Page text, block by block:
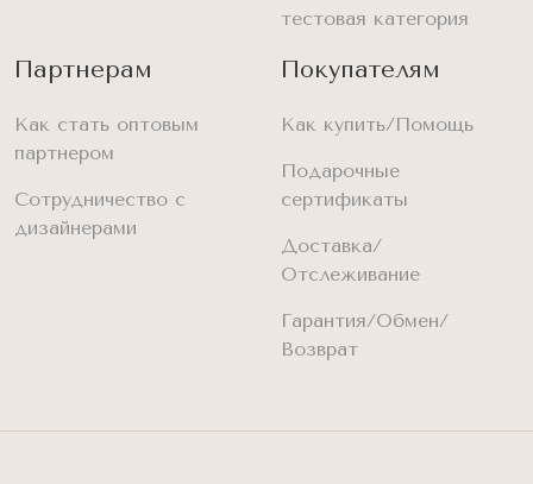
тестовая категория
Партнерам
Как стать оптовым
партнером
Сотрудничество с
дизайнерами
Покупателям
Как купить/Помощь
Подарочные
сертификаты
Доставка/
Отслеживание
Гарантия/Обмен/
Возврат